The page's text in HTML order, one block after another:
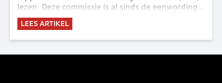
lezen. Deze commissie is al sinds de eenwording
van de GKv en NGK actief en kreeg van de
synode van Deventer in 2023 de opdracht om
belijdenis en bij te dragen aan de verlevendiging
LEES ARTIKEL